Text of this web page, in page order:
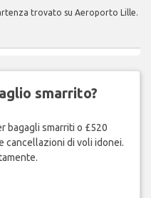
trovato su Aeroporto Lille.
smarrito?
bagagli smarriti o £520
cancellazioni di voli idonei.